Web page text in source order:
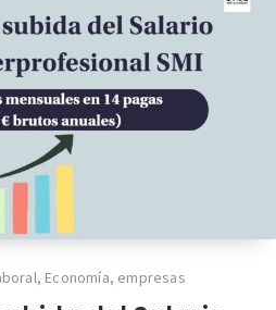
, Economía, empresas